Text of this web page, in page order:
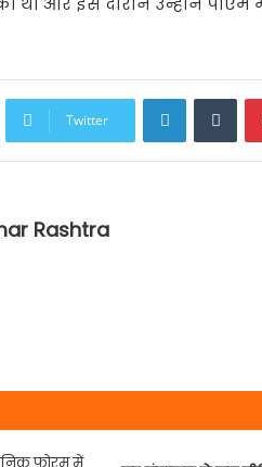
Twitter
LinkedIn
Rashtra